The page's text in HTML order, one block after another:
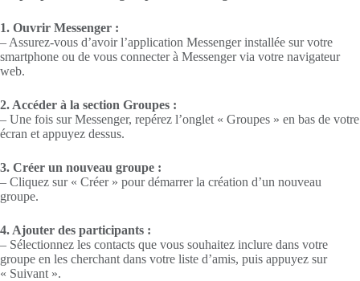
1. Ouvrir Messenger :
– Assurez-vous d’avoir l’application Messenger installée sur votre
smartphone ou de vous connecter à Messenger via votre navigateur
web.
2. Accéder à la section Groupes :
– Une fois sur Messenger, repérez l’onglet « Groupes » en bas de votre
écran et appuyez dessus.
3. Créer un nouveau groupe :
– Cliquez sur « Créer » pour démarrer la création d’un nouveau
groupe.
4. Ajouter des participants :
– Sélectionnez les contacts que vous souhaitez inclure dans votre
groupe en les cherchant dans votre liste d’amis, puis appuyez sur
« Suivant ».